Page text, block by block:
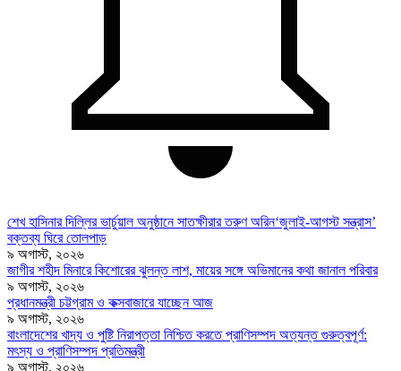
শেখ হাসিনার দিল্লির ভার্চুয়াল অনুষ্ঠানে সাতক্ষীরার তরুণ অরিন‘জুলাই-আগস্ট সন্ত্রাস’
বক্তব্য ঘিরে তোলপাড়
৯ অগাস্ট, ২০২৬
জাগীর শহীদ মিনারে কিশোরের ঝুলন্ত লাশ, মায়ের সঙ্গে অভিমানের কথা জানাল পরিবার
৯ অগাস্ট, ২০২৬
প্রধানমন্ত্রী চট্টগ্রাম ও কক্সবাজারে যাচ্ছেন আজ
৯ অগাস্ট, ২০২৬
বাংলাদেশের খাদ্য ও পুষ্টি নিরাপত্তা নিশ্চিত করতে প্রাণিসম্পদ অত্যন্ত গুরুত্বপূর্ণ:
মৎস্য ও প্রাণিসম্পদ প্রতিমন্ত্রী
৯ অগাস্ট, ২০২৬